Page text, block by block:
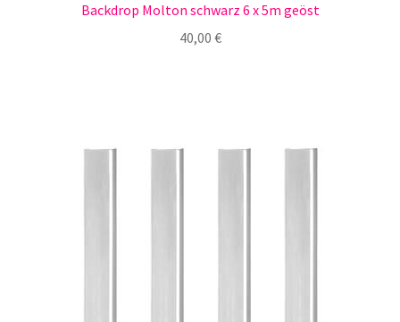
Backdrop Molton schwarz 6 x 5m geöst
40,00 €